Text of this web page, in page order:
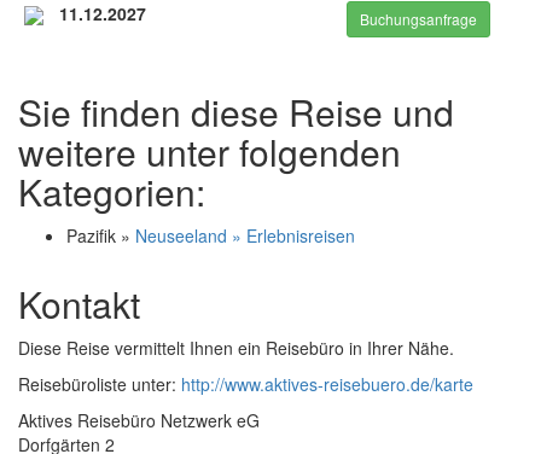
11.12.2027 Buchungsanfrage
Sie finden diese Reise und
weitere unter folgenden
Kategorien:
Pazifik » Neuseeland » Erlebnisreisen
Kontakt
Diese Reise vermittelt Ihnen ein Reisebüro in Ihrer Nähe.
Reisebüroliste unter: http://www.aktives-reisebuero.de/karte
Aktives Reisebüro Netzwerk eG
Dorfgärten 2